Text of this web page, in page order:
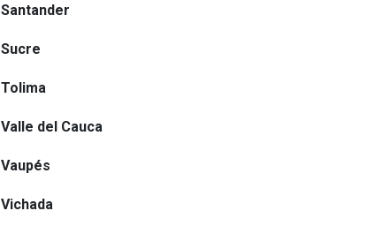
Santander
Sucre
Tolima
Valle del Cauca
Vaupés
Vichada